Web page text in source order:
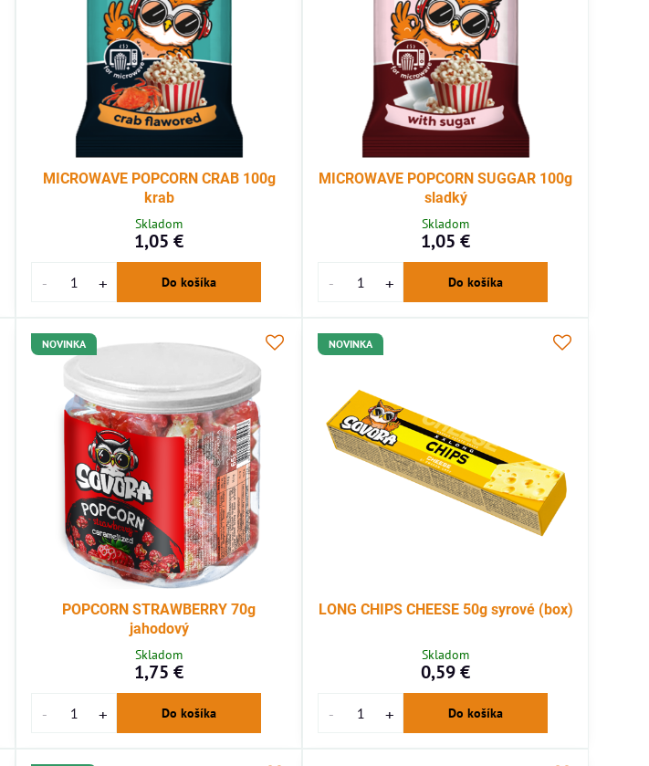
MICROWAVE POPCORN CRAB 100g
krab
Skladom
1,05 €
Do košíka
MICROWAVE POPCORN SUGGAR 100g
sladký
Skladom
1,05 €
Do košíka
NOVINKA
POPCORN STRAWBERRY 70g
jahodový
Skladom
1,75 €
Do košíka
NOVINKA
LONG CHIPS CHEESE 50g syrové (box)
Skladom
0,59 €
Do košíka